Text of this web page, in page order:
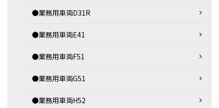
●業務用車両D31R
●業務用車両E41
●業務用車両F51
●業務用車両G51
●業務用車両H52